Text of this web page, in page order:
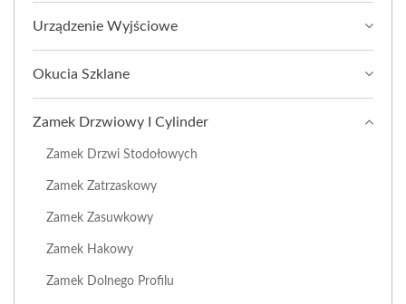
Urządzenie Wyjściowe
Okucia Szklane
Zamek Drzwiowy I Cylinder
Zamek Drzwi Stodołowych
Zamek Zatrzaskowy
Zamek Zasuwkowy
Zamek Hakowy
Zamek Dolnego Profilu